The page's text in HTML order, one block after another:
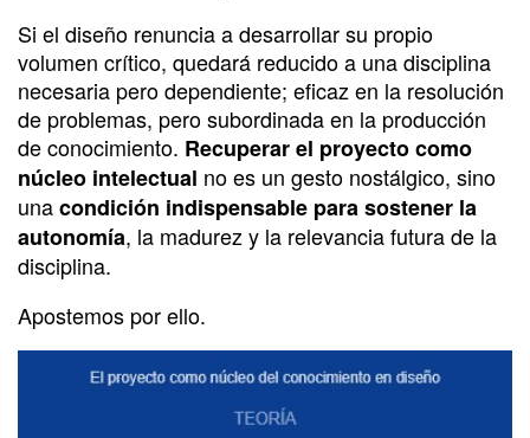
Si el diseño renuncia a desarrollar su propio
volumen crítico, quedará reducido a una disciplina
necesaria pero dependiente; eficaz en la resolución
de problemas, pero subordinada en la producción
de conocimiento. Recuperar el proyecto como
núcleo intelectual no es un gesto nostálgico, sino
unacondición indispensable para sostener la
autonomía, la madurez y la relevancia futura de la
disciplina.
Apostemos por ello.